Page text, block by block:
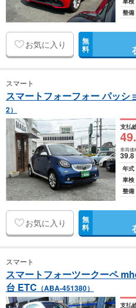
整備
お気に入り 無
料
スマート
スマートフォーフォー パッシ
2）
支払
49
車両価
39.8
年式
車検
整備
お気に入り 無
料
スマート
スマートフォーツークーペ
台 ETC （ABA-451380）
支払